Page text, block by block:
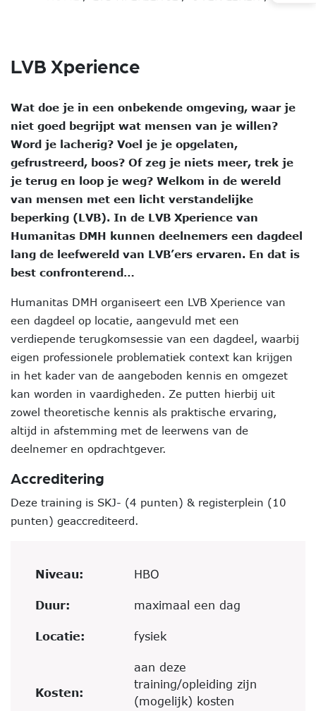
LVB Xperience
Wat doe je in een onbekende omgeving, waar je
niet goed begrijpt wat mensen van je willen?
Word je lacherig? Voel je je opgelaten,
gefrustreerd, boos? Of zeg je niets meer, trek je
je terug en loop je weg? Welkom in de wereld
van mensen met een licht verstandelijke
beperking (LVB). In de LVB Xperience van
Humanitas DMH kunnen deelnemers een dagdeel
lang de leefwereld van LVB’ers ervaren. En dat is
best confronterend…
Humanitas DMH organiseert een LVB Xperience van
een dagdeel op locatie, aangevuld met een
verdiepende terugkomsessie van een dagdeel, waarbij
eigen professionele problematiek context kan krijgen
in het kader van de aangeboden kennis en omgezet
kan worden in vaardigheden. Ze putten hierbij uit
zowel theoretische kennis als praktische ervaring,
altijd in afstemming met de leerwens van de
deelnemer en opdrachtgever.
Accreditering
Deze training is SKJ- (4 punten) & registerplein (10
punten) geaccrediteerd.
Niveau: HBO
Duur: maximaal een dag
Locatie: fysiek
Kosten:
aan deze
training/opleiding zijn
(mogelijk) kosten